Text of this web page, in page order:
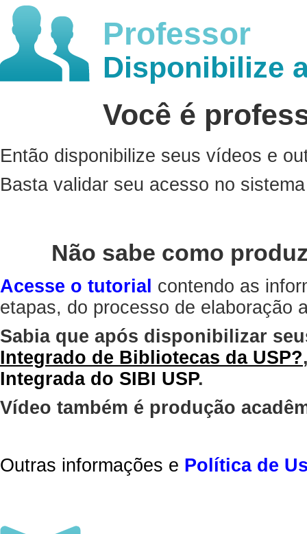
Professor
Disponibilize
Você é
Então disponibilize seus vídeos e
Basta validar seu acesso no
Não sabe como
Acesse o tutorial contendo as
etapas, do processo de elaboração
Sabia que após disponibilizar
Integrado de Bibliotecas da USP?
Integrada do SIBI USP.
Vídeo também é produção
Outras informações e Política de